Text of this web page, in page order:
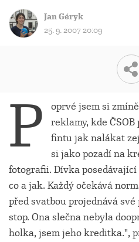
Jan Géryk
25. 9. 2007 20:09
P
oprvé jsem si
reklamy, kde
fintu jak nalákat
si jako pozadí na
fotografii. Dívka
co a jak. Každý očekává
před svatbou projednává
stop. Ona slečna nebyla
holka, jsem jeho kreditka.",